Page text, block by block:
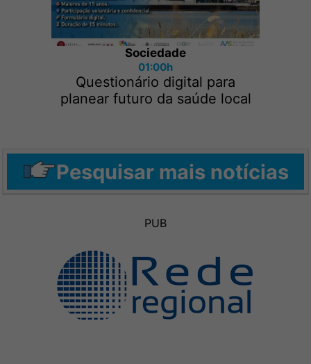
Sociedade
01:00h
Questionário digital para
planear futuro da saúde local
Pesquisar mais notícias
PUB